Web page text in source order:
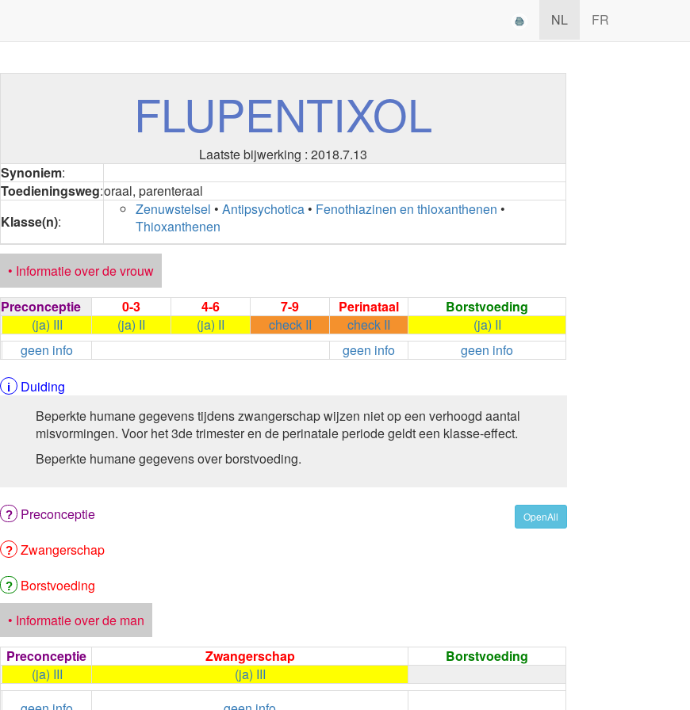
NL FR
FLUPENTIXOL
Laatste bijwerking : 2018.7.13
Synoniem:
Toedieningsweg:oraal, parenteraal
Klasse(n):
Zenuwstelsel •Antipsychotica • Fenothiazinen en thioxanthenen •
Thioxanthenen
• Informatie over de vrouw
Preconceptie
0-3 4-6 7-9 Perinataal
Borstvoeding
(ja) III
(ja) II (ja) II check II check II
(ja) II
geen info
geen info
geen info
Duiding
Beperkte humane gegevens tijdens zwangerschap wijzen niet op een verhoogd aantal
misvormingen. Voor het 3de trimester en de perinatale periode geldt een klasse-effect.
Beperkte humane gegevens over borstvoeding.
OpenAll
Preconceptie
Zwangerschap
Borstvoeding
• Informatie over de man
Preconceptie
Zwangerschap
Borstvoeding
(ja) III
(ja) III